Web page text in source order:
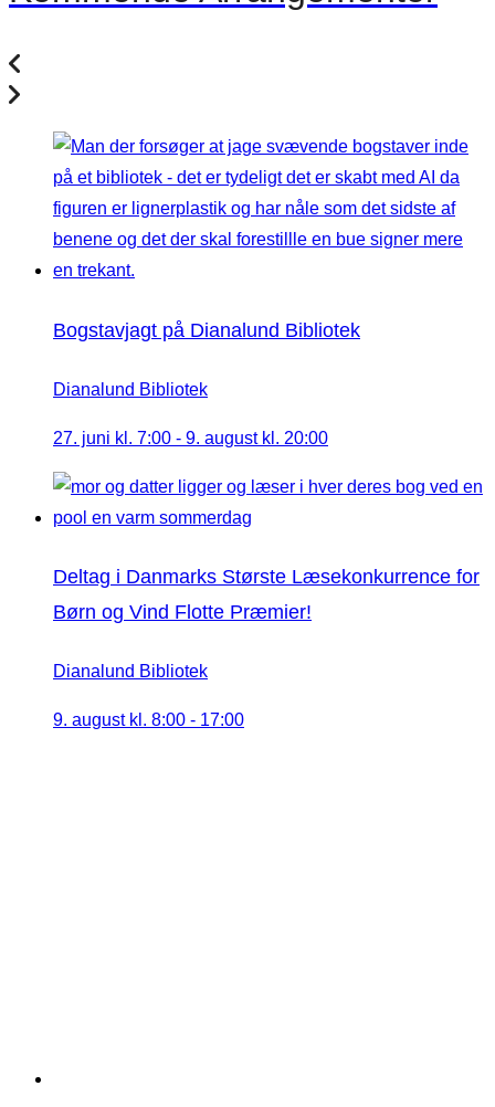
Bogstavjagt på Dianalund Bibliotek
Dianalund Bibliotek
27. juni kl. 7:00 - 9. august kl. 20:00
Deltag i Danmarks Største Læsekonkurrence for
Børn og Vind Flotte Præmier!
Dianalund Bibliotek
9. august kl. 8:00 - 17:00